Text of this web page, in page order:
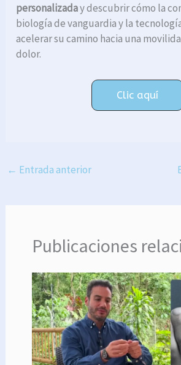
personalizaday descubrir cómo la
biología de vanguardia y la
acelerar su camino hacia una
dolor.
Clic aquí
← Entrada anterior
Publicaciones